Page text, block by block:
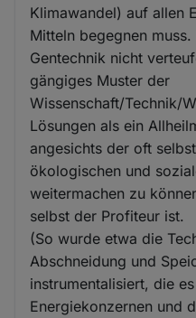
Klimawandel) auf allen
Mitteln begegnen
Gentechnik nicht
gängiges Muster der
Wissenschaft/Technik/
Lösungen als ein
angesichts der oft
ökologischen und
weitermachen zu
selbst der Profiteur ist.
(So wurde etwa die
Abschneidung und
instrumentalisiert, die
Energiekonzernen und